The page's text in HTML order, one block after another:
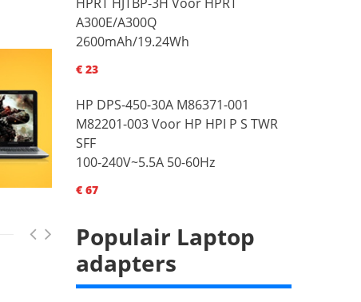
A300E/A300Q
2600mAh/19.24Wh
€ 23
HP DPS-450-30A M86371-001
M82201-003 Voor HP HPI P S TWR
SFF
100-240V~5.5A 50-60Hz
€ 67
Populair Laptop
adapters